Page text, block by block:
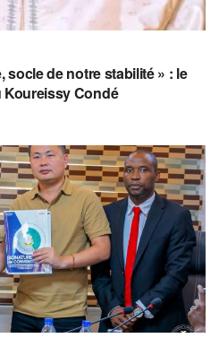
socle de notre stabilité » : le
Koureissy Condé